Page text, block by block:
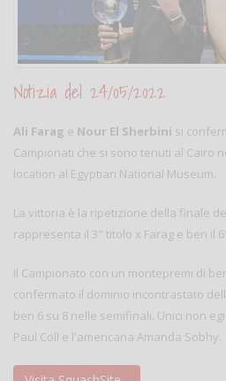
Notizia del 24/05/2022
Ali Farag e Nour El Sherbini si
Campionati che si sono tenuti al Cairo
location al Egyptian National Museum.
La vittoria è la ripetizione della finale
rappresenta il 3" titolo x Farag e ben il
Il Campionato con un montepremi di
confermato il dominio incontrastato
ben 6 su 8 nelle semifinali. Unici non
Paul Coll e l'americana Amanda Sobhy.